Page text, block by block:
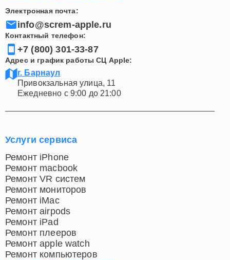
Электронная почта:
info@screm-apple.ru
Контактный телефон:
+7 (800) 301-33-87
Адрес и график работы СЦ Apple:
г. Барнаул
Привокзальная улица, 11
Ежедневно с 9:00 до 21:00
Услуги сервиса
Ремонт iPhone
Ремонт macbook
Ремонт VR систем
Ремонт мониторов
Ремонт iMac
Ремонт airpods
Ремонт iPad
Ремонт плееров
Ремонт apple watch
Ремонт компьютеров